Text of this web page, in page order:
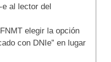
al lector del
elegir la opción
con DNIe” en lugar